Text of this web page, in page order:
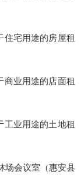
宅用途的房屋租
业用途的店面租
业用途的土地租
会议室（惠安县